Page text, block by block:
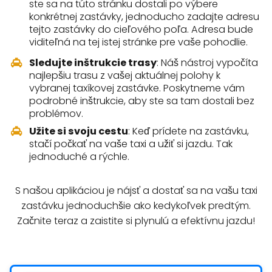
ste sa na túto stránku dostali po výbere
konkrétnej zastávky, jednoducho zadajte adresu
tejto zastávky do cieľového poľa. Adresa bude
viditeľná na tej istej stránke pre vaše pohodlie.
Sledujte inštrukcie trasy: Náš nástroj vypočíta
najlepšiu trasu z vašej aktuálnej polohy k
vybranej taxíkovej zastávke. Poskytneme vám
podrobné inštrukcie, aby ste sa tam dostali bez
problémov.
Užite si svoju cestu: Keď prídete na zastávku,
stačí počkať na vaše taxi a užiť si jazdu. Tak
jednoduché a rýchle.
S našou aplikáciou je nájsť a dostať sa na vašu taxi
zastávku jednoduchšie ako kedykoľvek predtým.
Začnite teraz a zaistite si plynulú a efektívnu jazdu!